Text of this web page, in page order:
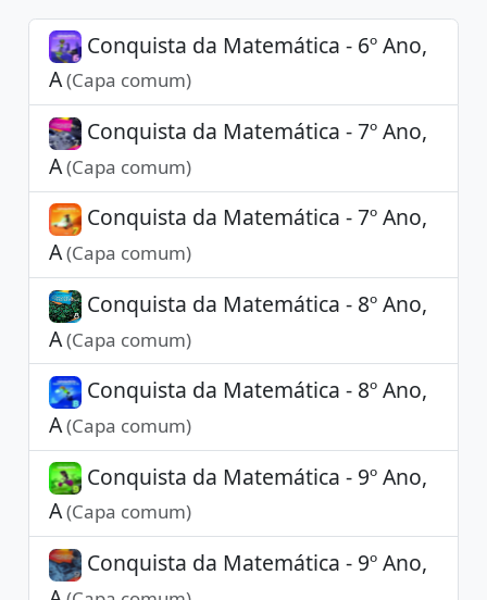
Conquista da Matemática - 6º Ano,
A(Capa comum)
Conquista da Matemática - 7º Ano,
A(Capa comum)
Conquista da Matemática - 7º Ano,
A(Capa comum)
Conquista da Matemática - 8º Ano,
A(Capa comum)
Conquista da Matemática - 8º Ano,
A(Capa comum)
Conquista da Matemática - 9º Ano,
A(Capa comum)
Conquista da Matemática - 9º Ano,